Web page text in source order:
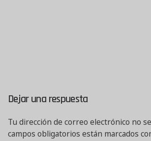
Dejar una respuesta
Tu dirección de correo electrónico no
campos obligatorios están marcados